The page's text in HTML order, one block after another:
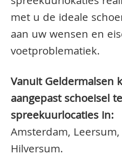
met u de ideale
aan uw wensen en
voetproblematiek.
Vanuit Geldermalsen
aangepast schoeisel
spreekuurlocaties in:
Amsterdam,
Hilversum.